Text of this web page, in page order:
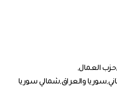
حزب العمال
سوريا والعراقشمالي سوريا